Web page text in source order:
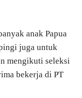
anak Papua
juga untuk
mengikuti seleksi
bekerja di PT